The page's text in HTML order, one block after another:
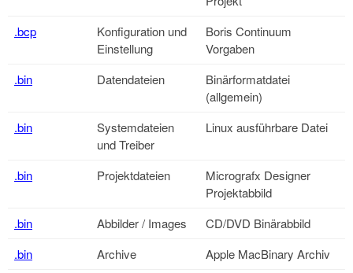
.bcp
Konfiguration und
Einstellung
Boris Continuum
Vorgaben
.bin
Datendateien
Binärformatdatei
(allgemein)
.bin
Systemdateien
und Treiber
Linux ausführbare Datei
.bin Projektdateien
Micrografx Designer
Projektabbild
.bin
Abbilder / Images
CD/DVD Binärabbild
.bin
Archive
Apple MacBinary Archiv